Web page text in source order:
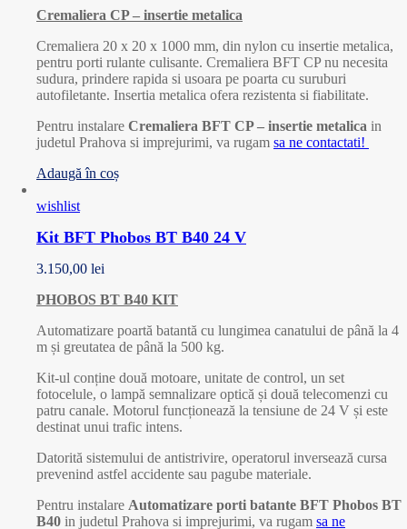
Cremaliera CP – insertie metalica
Cremaliera 20 x 20 x 1000 mm, din nylon cu insertie metalica,
pentru porti rulante culisante. Cremaliera BFT CP nu necesita
sudura, prindere rapida si usoara pe poarta cu suruburi
autofiletante. Insertia metalica ofera rezistenta si fiabilitate.
Pentru instalare Cremaliera BFT CP – insertie metalica in
judetul Prahova si imprejurimi, va rugam sa ne contactati!
Adaugă în coș
wishlist
Kit BFT Phobos BT B40 24 V
3.150,00 lei
PHOBOS BT B40 KIT
Automatizare poartă batantă cu lungimea canatului de până la 4
m și greutatea de până la 500 kg.
Kit-ul conține două motoare, unitate de control, un set
fotocelule, o lampă semnalizare optică și două telecomenzi cu
patru canale. Motorul funcționează la tensiune de 24 V și este
destinat unui trafic intens.
Datorită sistemului de antistrivire, operatorul inversează cursa
prevenind astfel accidente sau pagube materiale.
Pentru instalare Automatizare porti batante BFT Phobos BT
B40 in judetul Prahova si imprejurimi, va rugam sa ne